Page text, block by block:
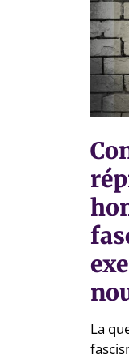
La